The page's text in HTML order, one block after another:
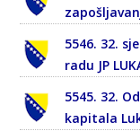
5546. 32.
radu JP
5545. 32.
kapitala